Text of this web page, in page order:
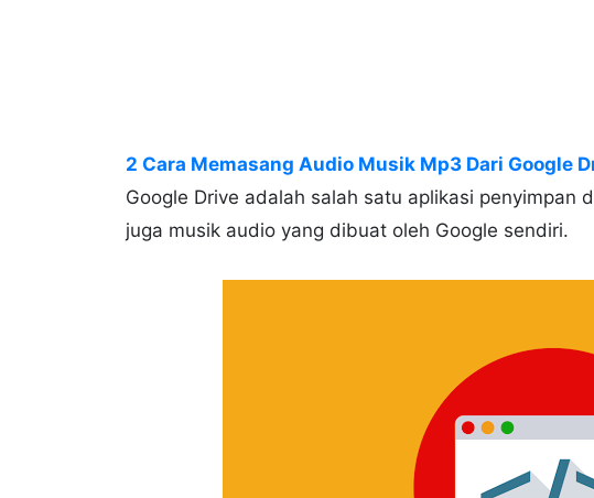
2 Cara Memasang Audio Musik Mp3 Dari Google
Google Drive adalah salah satu aplikasi penyimpan
juga musik audio yang dibuat oleh Google sendiri.